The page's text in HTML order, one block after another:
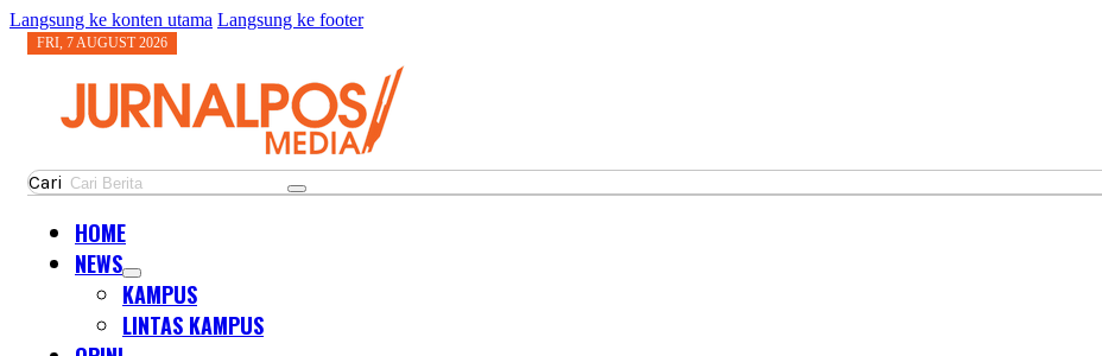
Langsung ke konten utama Langsung ke footer
FRI, 7 AUGUST 2026
Cari
HOME
NEWS
KAMPUS
LINTAS KAMPUS